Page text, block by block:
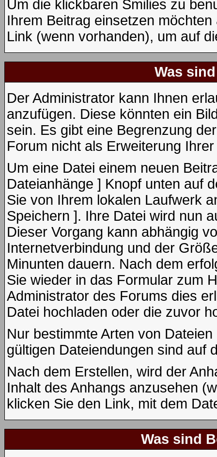
Um die klickbaren Smilies zu
Ihrem Beitrag einsetzen
Link (wenn vorhanden), um auf
Was
Der Administrator kann Ihnen
anzufügen. Diese könnten ein
sein. Es gibt eine Begrenzung
Forum nicht als Erweiterung
Um eine Datei einem neuen
Dateianhänge ] Knopf unten auf
Sie von Ihrem lokalen Laufwerk
Speichern ]. Ihre Datei wird nun
Dieser Vorgang kann abhängig
Internetverbindung und der
Minunten dauern. Nach dem
Sie wieder in das Formular zum
Administrator des Forums dies
Datei hochladen oder die zuvor
Nur bestimmte Arten von
gültigen Dateiendungen sind auf
Nach dem Erstellen, wird der
Inhalt des Anhangs anzusehen
klicken Sie den Link, mit dem
Was sind